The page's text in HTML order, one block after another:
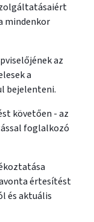
mindenkor
az
a
bejelenteni.
követően - az
foglalkozó
értesítést
és aktuális